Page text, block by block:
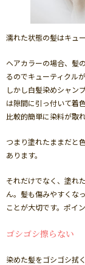
濡れた状態の髪はキュ
ヘアカラーの場合、髪
るのでキューティクル
しかし白髪染めシャン
は隙間に引っ付いて着
比較的簡単に染料が取
つまり塗れたままだと
あります。
それだけでなく、塗れ
ん。髪も傷みやすくな
ことが大切です。ポイ
ゴシゴシ擦らない
染めた髪をゴシゴシ拭